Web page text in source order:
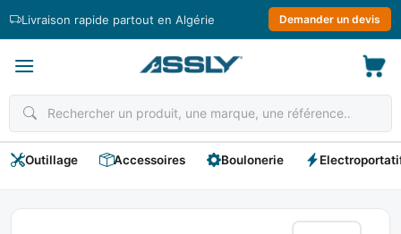
Livraison rapide partout en Algérie Demander un devis
Outillage Accessoires Boulonerie
Douilles